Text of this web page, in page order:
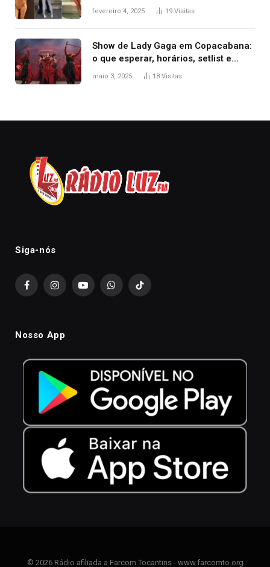
West que apareceu nua no Grammy
fevereiro 4, 2025 19 Visitas
Show de Lady Gaga em Copacabana:
o que esperar, horários, setlist e
onde assistir
maio 3, 2025 18 Visitas
Siga-nós
FacebookInstagramYouTubeWhatsAppTikTok
Nosso App
© 2026 Rádio afiliada a Farcom Tocantins - www.farcomto.org